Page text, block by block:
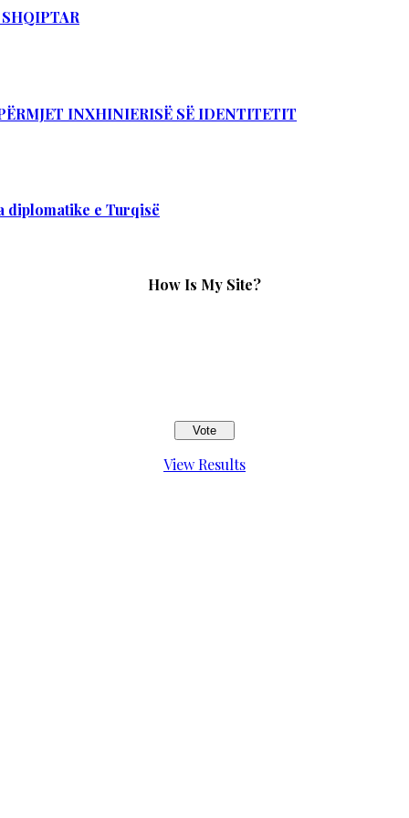
INXHINIERISË SË IDENTITETIT
diplomatike e Turqisë
How Is My Site?
View Results